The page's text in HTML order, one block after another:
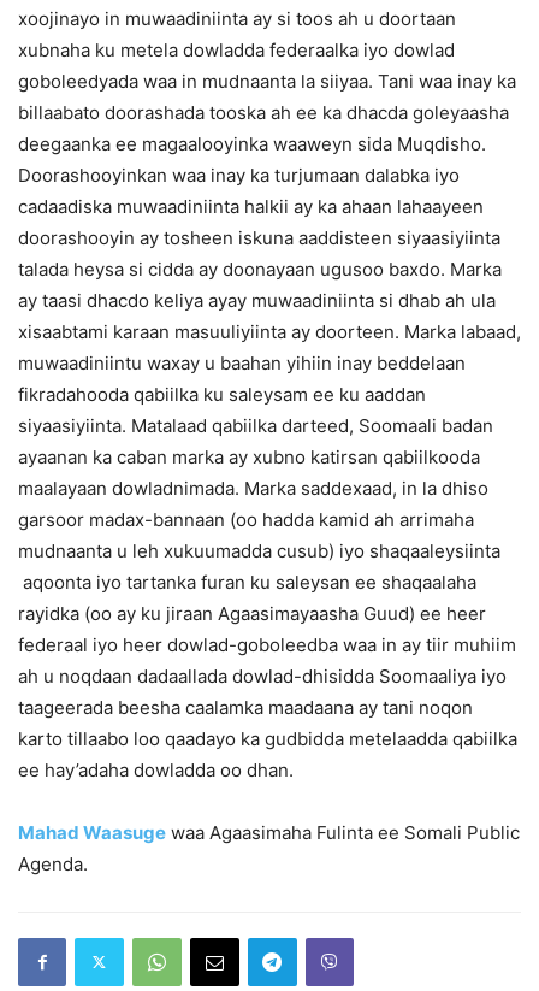
xoojinayo in muwaadiniinta ay si toos ah u doortaan
xubnaha ku metela dowladda federaalka iyo dowlad
goboleedyada waa in mudnaanta la siiyaa. Tani waa inay ka
billaabato doorashada tooska ah ee ka dhacda goleyaasha
deegaanka ee magaalooyinka waaweyn sida Muqdisho.
Doorashooyinkan waa inay ka turjumaan dalabka iyo
cadaadiska muwaadiniinta halkii ay ka ahaan lahaayeen
doorashooyin ay tosheen iskuna aaddisteen siyaasiyiinta
talada heysa si cidda ay doonayaan ugusoo baxdo. Marka
ay taasi dhacdo keliya ayay muwaadiniinta si dhab ah ula
xisaabtami karaan masuuliyiinta ay doorteen. Marka labaad,
muwaadiniintu waxay u baahan yihiin inay beddelaan
fikradahooda qabiilka ku saleysam ee ku aaddan
siyaasiyiinta. Matalaad qabiilka darteed, Soomaali badan
ayaanan ka caban marka ay xubno katirsan qabiilkooda
maalayaan dowladnimada. Marka saddexaad, in la dhiso
garsoor madax-bannaan (oo hadda kamid ah arrimaha
mudnaanta u leh xukuumadda cusub) iyo shaqaaleysiinta
aqoonta iyo tartanka furan ku saleysan ee shaqaalaha
rayidka (oo ay ku jiraan Agaasimayaasha Guud) ee heer
federaal iyo heer dowlad-goboleedba waa in ay tiir muhiim
ah u noqdaan dadaallada dowlad-dhisidda Soomaaliya iyo
taageerada beesha caalamka maadaana ay tani noqon
karto tillaabo loo qaadayo ka gudbidda metelaadda qabiilka
ee hay’adaha dowladda oo dhan.
Mahad Waasuge waa Agaasimaha Fulinta ee Somali Public
Agenda.